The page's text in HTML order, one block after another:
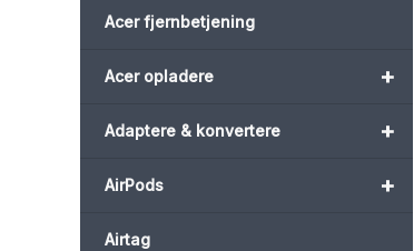
Acer fjernbetjening
+
Acer opladere
+
Adaptere & konvertere
+
AirPods
Airtag